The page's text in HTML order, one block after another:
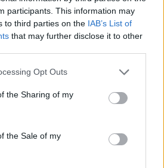
participants. This information may
to third parties on the IAB’s List of
that may further disclose it to other
Opt Outs
the Sharing of my
the Sale of my
día de mi cumpleaños
de cultura
de Youtube según
¡Participa!
atrás para el evento que
tu?